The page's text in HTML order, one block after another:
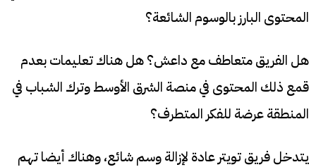
المحتوى البارز بالوسوم الشائعة؟
هل الفريق متعاطف مع داعش؟ هل هناك تعليمات بعدم
قمع ذلك المحتوى في منصة الشرق الأوسط وترك الشباب في
المنطقة عرضة للفكر المتطرف؟
يتدخل فريق تويتر عادة لإزالة وسم شائع، وهناك أيضا تهم